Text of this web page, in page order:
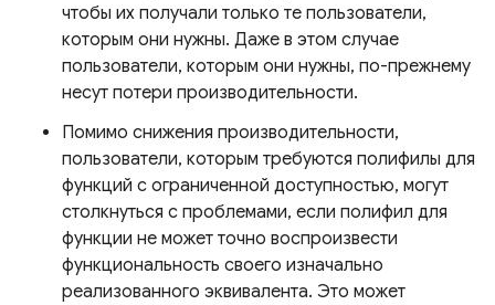
чтобы их получали только те пользователи,
которым они нужны. Даже в этом случае
пользователи, которым они нужны, по-прежнему
несут потери производительности.
Помимо снижения производительности,
пользователи, которым требуются полифилы для
функций с ограниченной доступностью, могут
столкнуться с проблемами, если полифил для
функции не может точно воспроизвести
функциональность своего изначально
реализованного эквивалента. Это может